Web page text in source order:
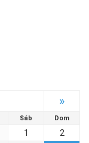
»
Sáb Dom
1
2